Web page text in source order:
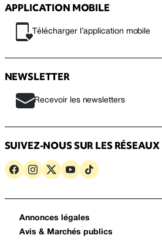
APPLICATION MOBILE
Télécharger l’application mobile
NEWSLETTER
Recevoir les newsletters
SUIVEZ-NOUS SUR LES RÉSEAUX
Annonces légales
Avis & Marchés publics